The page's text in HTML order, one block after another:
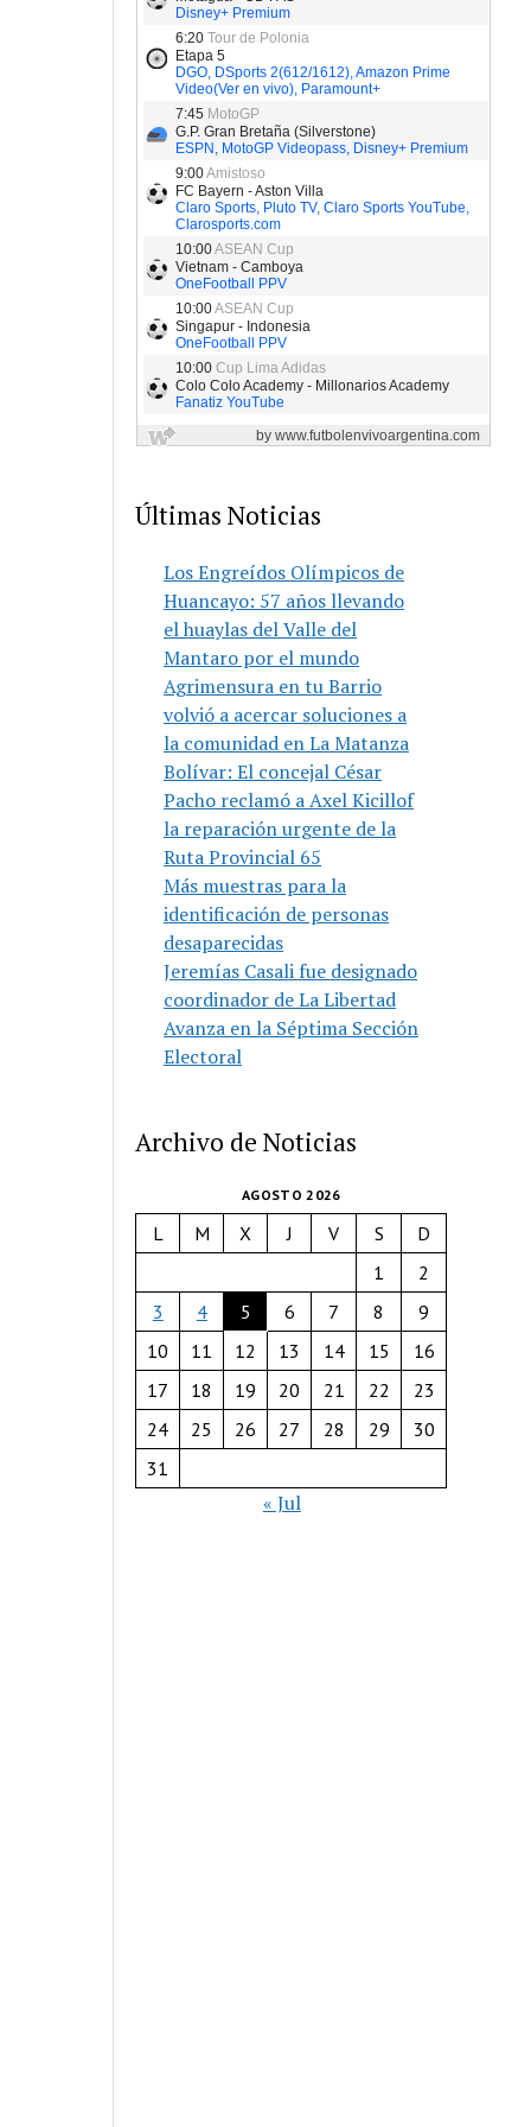
Últimas Noticias
Los Engreídos Olímpicos de
Huancayo: 57 años llevando
el huaylas del Valle del
Mantaro por el mundo
Agrimensura en tu Barrio
volvió a acercar soluciones a
la comunidad en La Matanza
Bolívar: El concejal César
Pacho reclamó a Axel Kicillof
la reparación urgente de la
Ruta Provincial 65
Más muestras para la
identificación de personas
desaparecidas
Jeremías Casali fue designado
coordinador de La Libertad
Avanza en la Séptima Sección
Electoral
Archivo de Noticias
AGOSTO 2026
L M X J V S
D
1
2
3
4 5 6 7 8
9
10
11 12 13 14 15
16
17
18 19 20 21 22
23
24
25 26 27 28 29
30
31
« Jul